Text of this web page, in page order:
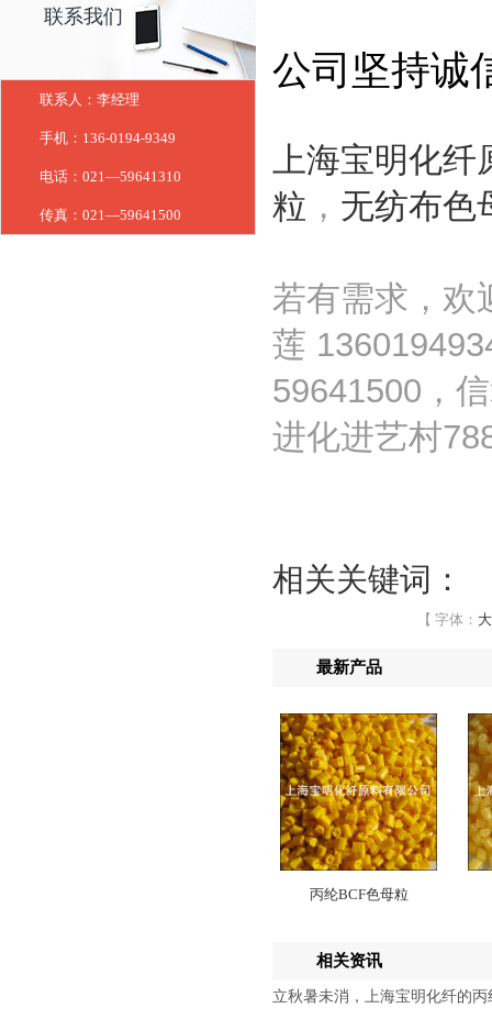
联系我们
联系人：李经理
手机：136-0194-9349
电话：021—59641310
传真：021—59641500
公司坚持诚
上海宝明化纤
粒 ， 无纺布色
若有需求，欢
莲
59641500，
进化进艺村
相关关键词：
【 字体： 大
最新产品
丙纶BCF色母粒
相关资讯
立秋暑未消，上海宝明化纤的